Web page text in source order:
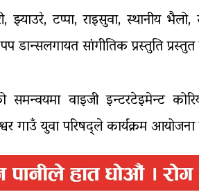
झ्याउरे, टप्पा, राइसुवा, स्थानीय
डान्सलगायत सांगीतिक प्रस्तुति
समन्वयमा वाइजी इन्टरटेइमेन्ट
गाउँ युवा परिषद्ले कार्यक्रम